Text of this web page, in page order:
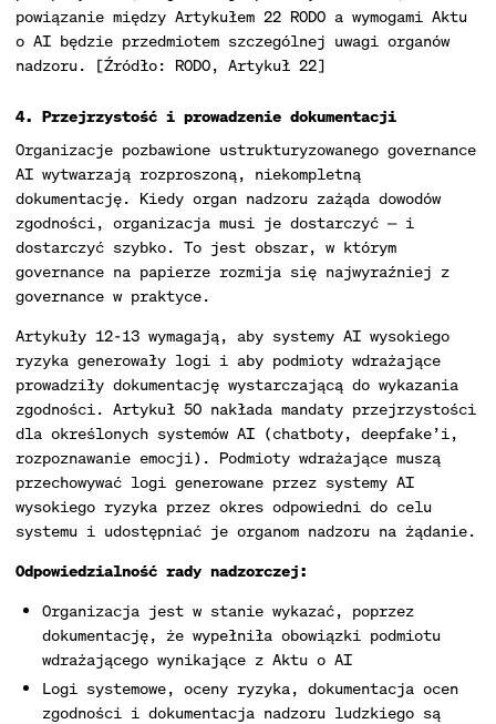
powiązanie między Artykułem 22 RODO a wymogami Aktu
o AI będzie przedmiotem szczególnej uwagi organów
nadzoru. [Źródło: RODO, Artykuł 22]
4. Przejrzystość i prowadzenie dokumentacji
Organizacje pozbawione ustrukturyzowanego governance
AI wytwarzają rozproszoną, niekompletną
dokumentację. Kiedy organ nadzoru zażąda dowodów
zgodności, organizacja musi je dostarczyć — i
dostarczyć szybko. To jest obszar, w którym
governance na papierze rozmija się najwyraźniej z
governance w praktyce.
Artykuły 12-13 wymagają, aby systemy AI wysokiego
ryzyka generowały logi i aby podmioty wdrażające
prowadziły dokumentację wystarczającą do wykazania
zgodności. Artykuł 50 nakłada mandaty przejrzystości
dla określonych systemów AI (chatboty, deepfake’i,
rozpoznawanie emocji). Podmioty wdrażające muszą
przechowywać logi generowane przez systemy AI
wysokiego ryzyka przez okres odpowiedni do celu
systemu i udostępniać je organom nadzoru na żądanie.
Odpowiedzialność rady nadzorczej:
Organizacja jest w stanie wykazać, poprzez
dokumentację, że wypełniła obowiązki podmiotu
wdrażającego wynikające z Aktu o AI
Logi systemowe, oceny ryzyka, dokumentacja ocen
zgodności i dokumentacja nadzoru ludzkiego są